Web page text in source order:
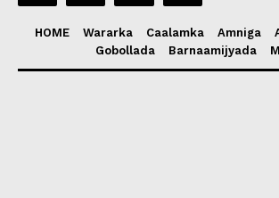
HOME Wararka Caalamka Amniga
Gobollada
Barnaamijyada